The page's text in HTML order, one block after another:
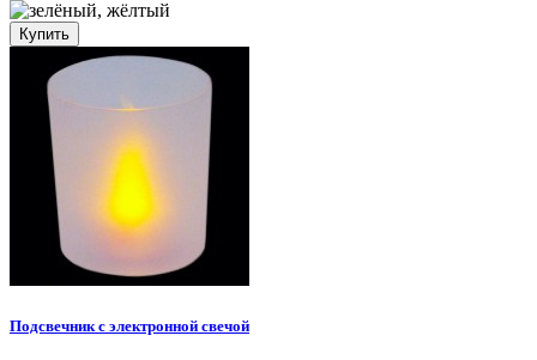
Купить
Подсвечник с электронной свечой